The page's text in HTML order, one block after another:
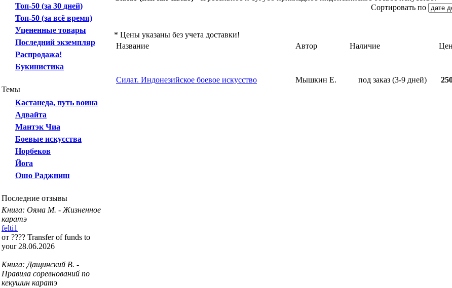
Топ-50 (за 30 дней)
Топ-50 (за всё время)
Уцененные товары
Последний экземпляр
Распродажа!
Букинистика
Темы
Кастанеда, путь воина
Адвайта
Мантэк Чиа
Боевые искусства
Норбеков
Йога
Ошо Раджниш
Последние отзывы
Книга: Ояма М. - Жизненное
каратэ
felti1
от ???? Transfer of funds to
your 28.06.2026
Книга: Дащинский В. -
Правила соревнований по
кекушин каратэ
Сортировать по
* Цены указаны без учета доставки!
Название
Автор Наличие
Силат. Индонезийское боевое искусство Мышкин Е. под заказ (3-9 дней)